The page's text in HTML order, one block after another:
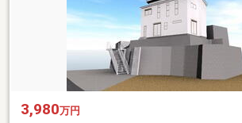
3,980万円